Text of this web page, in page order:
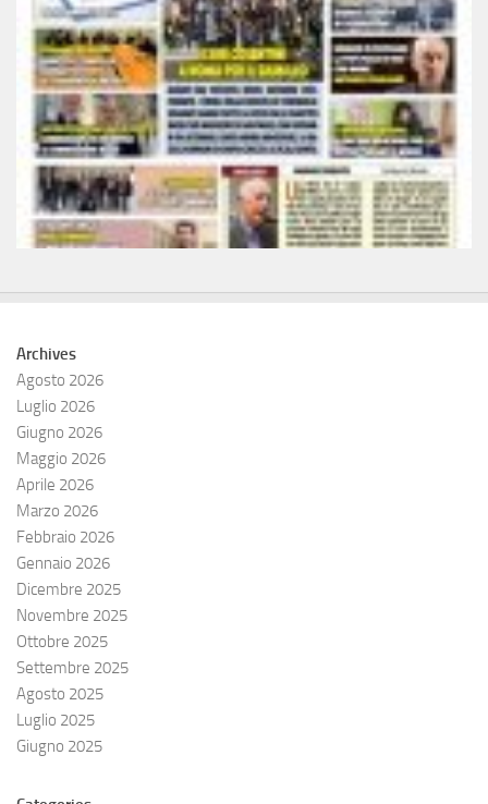
Archives
Agosto 2026
Luglio 2026
Giugno 2026
Maggio 2026
Aprile 2026
Marzo 2026
Febbraio 2026
Gennaio 2026
Dicembre 2025
Novembre 2025
Ottobre 2025
Settembre 2025
Agosto 2025
Luglio 2025
Giugno 2025